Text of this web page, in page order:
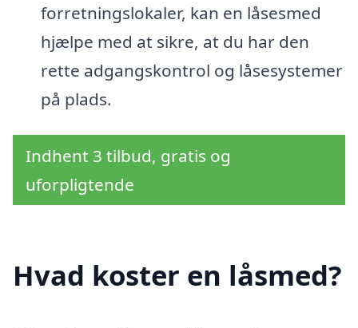
forretningslokaler, kan en låsesmed
hjælpe med at sikre, at du har den
rette adgangskontrol og låsesystemer
på plads.
Indhent 3 tilbud, gratis og
uforpligtende
Hvad koster en låsmed?